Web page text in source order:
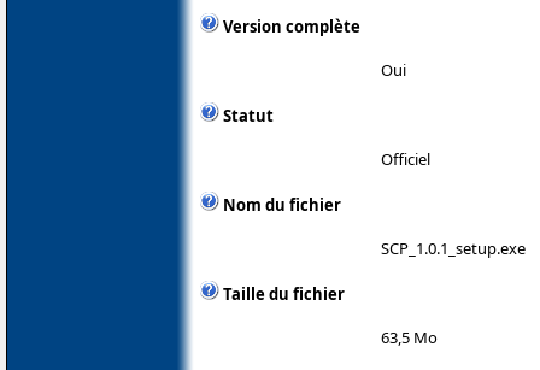
Version complète
Oui
Statut
Officiel
Nom du fichier
SCP_1.0.1_setup.exe
Taille du fichier
63,5 Mo